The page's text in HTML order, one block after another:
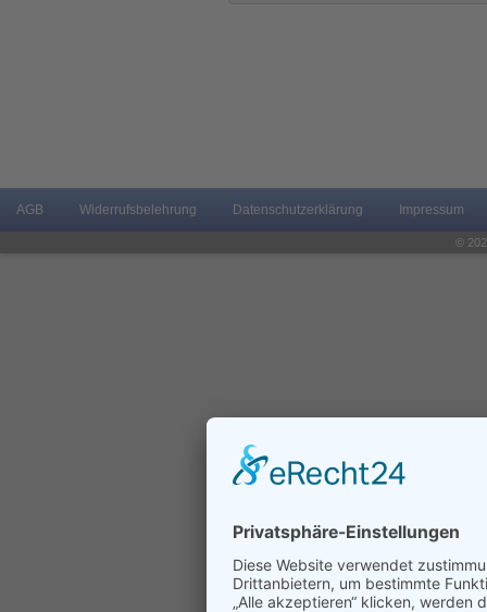
AGB Widerrufsbelehrung Datenschutzerklärung Impressum
©